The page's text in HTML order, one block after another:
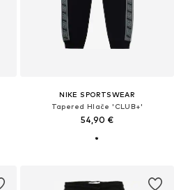
NIKE SPORTSWEAR
Tapered Hlače 'CLUB+'
54,90 €